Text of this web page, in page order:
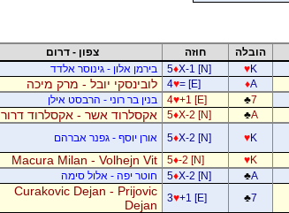
הובלה חוזה צפון - דרום
♥K
5♦X-1 [N] בירמן אלון - גינוסר אלדד
♦A
4♥= [E] לובינסקי יובל - מרק מיכה
♣7
4♥+1 [E] בנין בר רוני - הרבסט אילן
♣A
5♦X-2 [N] אקסלרוד אשר - אקסלרוד דרור
♥K
5♦X-2 [N] אורן יוסף - גפנר אברהם
♥K
5♦-2 [N]
Macura Milan - Volhejn Vit
♣A
5♦X-2 [N] חוטר יפה - אלול סימה
♣7
3♥+1 [E]
Curakovic Dejan - Prijovic
Dejan